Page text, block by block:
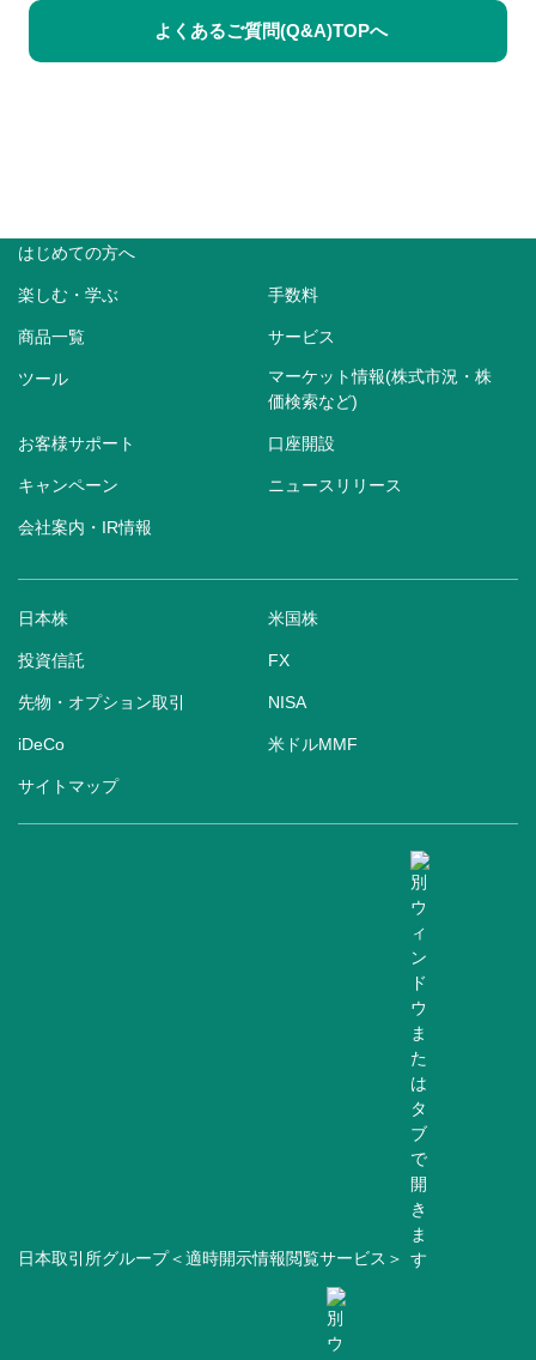
よくあるご質問(Q&A)TOPへ
はじめての方へ
楽しむ・学ぶ 手数料
商品一覧 サービス
ツール
マーケット情報(株式市況・株
価検索など)
お客様サポート 口座開設
キャンペーン ニュースリリース
会社案内・IR情報
日本株 米国株
投資信託 FX
先物・オプション取引 NISA
iDeCo 米ドルMMF
サイトマップ
日本取引所グループ＜適時開示情報閲覧サービス＞